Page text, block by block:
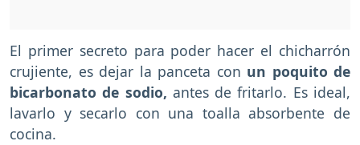
El primer secreto para poder hacer el chicharrón
crujiente, es dejar la panceta con un poquito de
bicarbonato de sodio, antes de fritarlo. Es ideal,
lavarlo y secarlo con una toalla absorbente de
cocina.